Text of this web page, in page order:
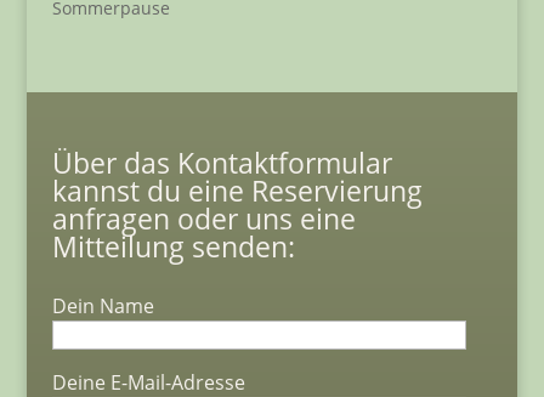
Sommerpause
Über das Kontaktformular
kannst du eine Reservierung
anfragen oder uns eine
Mitteilung senden:
Dein Name
Deine E-Mail-Adresse